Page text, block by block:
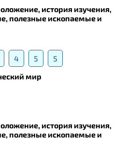
история изучения,
полезные ископаемые и
4 5
5
мир
история изучения,
полезные ископаемые и